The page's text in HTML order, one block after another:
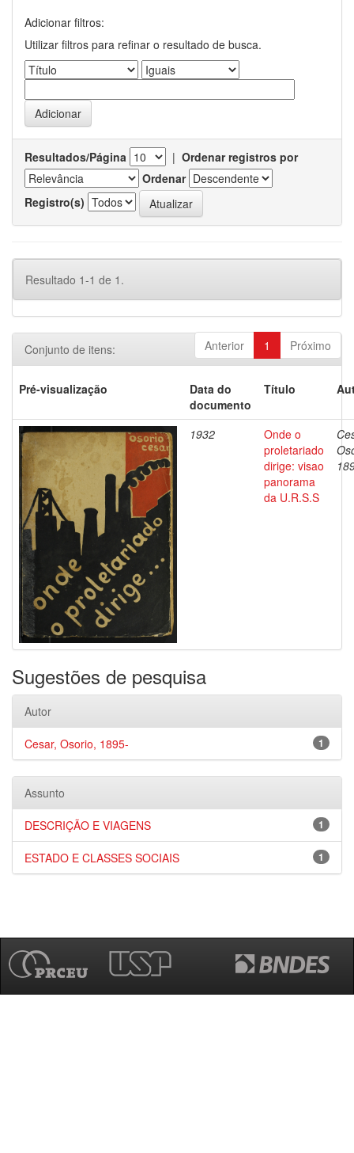
Adicionar filtros:
Utilizar filtros para refinar o resultado de busca.
Resultados/Página | Ordenar registros por
Ordenar
Registro(s)
Resultado 1-1 de 1.
Anterior 1 Próximo
Conjunto de itens:
Pré-visualização
Data do
documento
Título
1932
Onde o
proletariado
dirige: visao
panorama
da U.R.S.S
Sugestões de pesquisa
Autor
1
Cesar, Osorio, 1895-
Assunto
1
DESCRIÇÃO E VIAGENS
1
ESTADO E CLASSES SOCIAIS